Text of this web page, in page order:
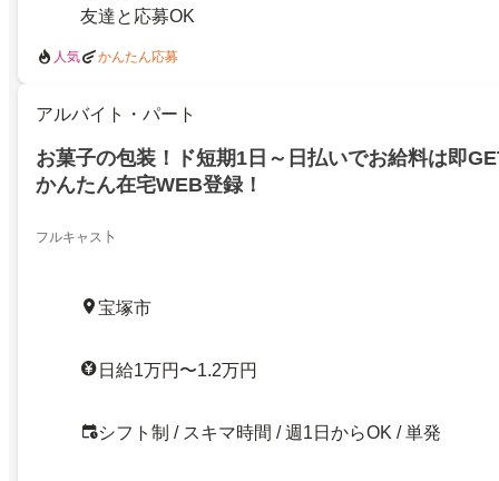
友達と応募OK
人気 かんたん応募
アルバイト・パート
お菓子の包装！ド短期1日～日払いでお給料は即
かんたん在宅WEB登録！
フルキャス卜
宝塚市
日給1万円〜1.2万円
シフト制 / スキマ時間 / 週1日からOK / 単発